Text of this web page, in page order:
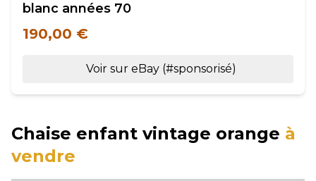
blanc années 70
190,00 €
Voir sur eBay (#sponsorisé)
Chaise enfant vintage orange à
vendre